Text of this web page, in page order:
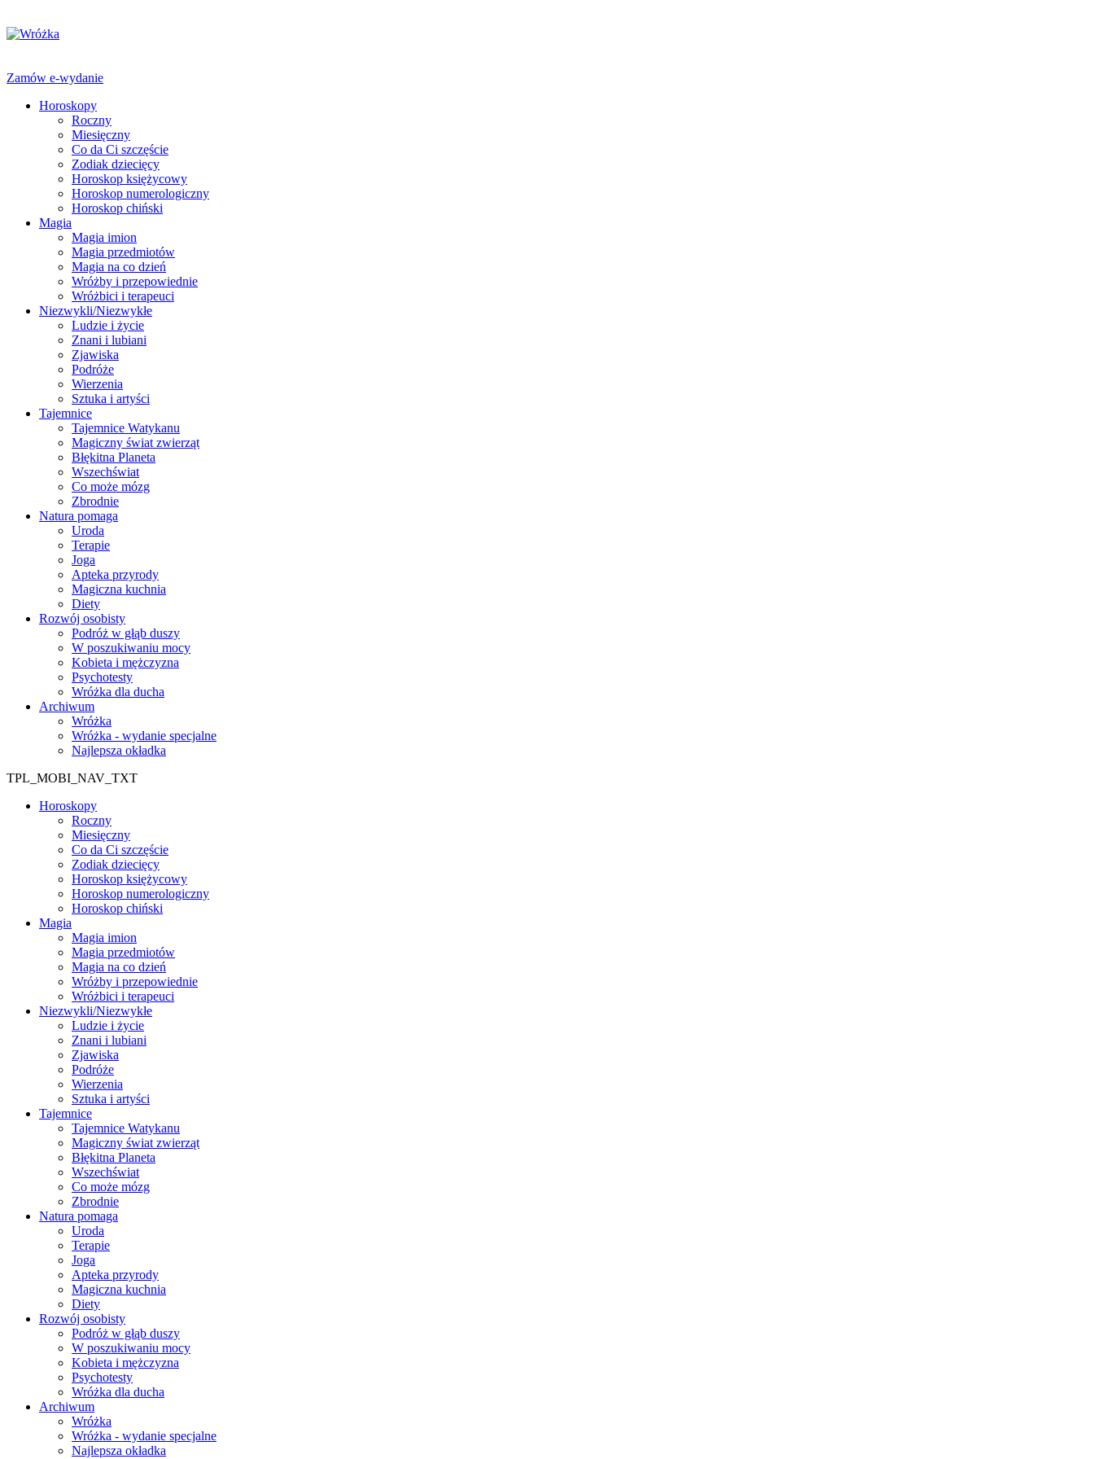
Zamów e-wydanie
Horoskopy
Roczny
Miesięczny
Co da Ci szczęście
Zodiak dziecięcy
Horoskop księżycowy
Horoskop numerologiczny
Horoskop chiński
Magia
Magia imion
Magia przedmiotów
Magia na co dzień
Wróżby i przepowiednie
Wróżbici i terapeuci
Niezwykli/Niezwykłe
Ludzie i życie
Znani i lubiani
Zjawiska
Podróże
Wierzenia
Sztuka i artyści
Tajemnice
Tajemnice Watykanu
Magiczny świat zwierząt
Błękitna Planeta
Wszechświat
Co może mózg
Zbrodnie
Natura pomaga
Uroda
Terapie
Joga
Apteka przyrody
Magiczna kuchnia
Diety
Rozwój osobisty
Podróż w głąb duszy
W poszukiwaniu mocy
Kobieta i mężczyzna
Psychotesty
Wróżka dla ducha
Archiwum
Wróżka
Wróżka - wydanie specjalne
Najlepsza okładka
TPL_MOBI_NAV_TXT
Horoskopy
Roczny
Miesięczny
Co da Ci szczęście
Zodiak dziecięcy
Horoskop księżycowy
Horoskop numerologiczny
Horoskop chiński
Magia
Magia imion
Magia przedmiotów
Magia na co dzień
Wróżby i przepowiednie
Wróżbici i terapeuci
Niezwykli/Niezwykłe
Ludzie i życie
Znani i lubiani
Zjawiska
Podróże
Wierzenia
Sztuka i artyści
Tajemnice
Tajemnice Watykanu
Magiczny świat zwierząt
Błękitna Planeta
Wszechświat
Co może mózg
Zbrodnie
Natura pomaga
Uroda
Terapie
Joga
Apteka przyrody
Magiczna kuchnia
Diety
Rozwój osobisty
Podróż w głąb duszy
W poszukiwaniu mocy
Kobieta i mężczyzna
Psychotesty
Wróżka dla ducha
Archiwum
Wróżka
Wróżka - wydanie specjalne
Najlepsza okładka